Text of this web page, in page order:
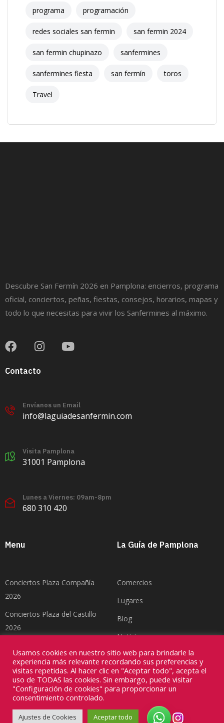
programa programación
redes sociales san fermin san fermin 2024
san fermin chupinazo sanfermines
sanfermines fiesta san fermín toros
Travel
Descubre San Fermín 2026 en Pamplona: encierros, programa
oficial, conciertos, peñas, fiestas, consejos, horarios, mapas y
todo lo que necesitas para vivir los Sanfermines al máximo.
Contacto
Envíanos un Email
info@laguiadesanfermin.com
Visita Pamplona
31001 Pamplona
Lunes a Viernes: 09am-8pm
680 310 420
Menu
Conciertos Plaza Compañía
2026
Conciertos Plaza del Castillo
2026
La Guía de Pamplona
Comercios
Lugares
Blog
Noticias
Contacto
Copyright ©2026Divinamente Creativos
Política de privacidad Poítica de cookies Aviso Legal
Usamos cookies en nuestro sitio web para brindarle la
experiencia más relevante recordando sus preferencias y
visitas repetidas. Al hacer clic en "Aceptar todo", acepta el
uso de TODAS las cookies. Sin embargo, puede visitar
"Configuración de cookies" para proporcionar un
consentimiento controlado.
Ajustes de Cookies Aceptar todo